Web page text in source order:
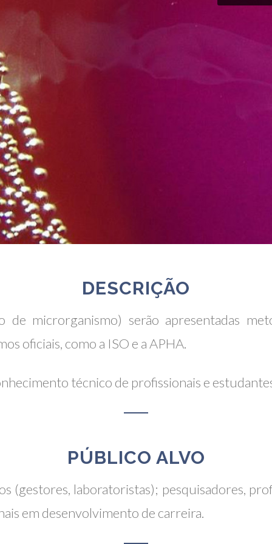
DESCRIÇÃO
microrganismo) serão apresentadas
oficiais, como a ISO e a APHA.
técnico de profissionais e
PÚBLICO ALVO
(gestores, laboratoristas); pesquisadores,
em desenvolvimento de carreira.